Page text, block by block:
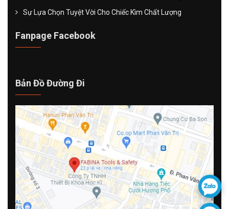
Sự Lựa Chọn Tuyệt Vời Cho Chiếc Kìm Chất Lượng
Fanpage Facebook
Bản Đồ Đường Đi